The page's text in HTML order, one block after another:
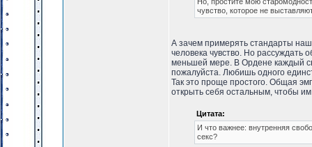
чувство, которое не
А зачем примерять стандарты
человека чувство. Но рассуждать
меньшей мере. В Ордене каждый
пожалуйста. Любишь одного
Так это проще простого. Общая
открыть себя остальным, чтобы
Цитата:
И что важнее: внутренняя
секс?